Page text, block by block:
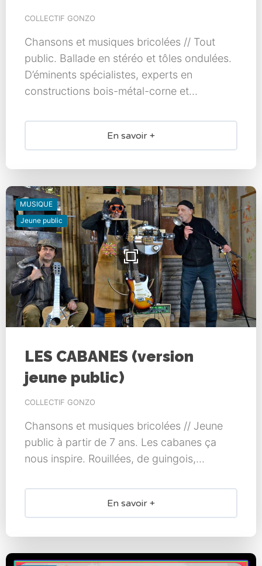
COLLECTIF GONZO
Chansons et musiques bricolées // Tout
public. Ballade en stéréo et tôles ondulées.
D’éminents spécialistes, experts en
constructions bois-métal-corne et...
En savoir +
Jeune public
MUSIQUE
LES CABANES (version
jeune public)
COLLECTIF GONZO
Chansons et musiques bricolées // Jeune
public à partir de 7 ans. Les cabanes ça
nous inspire. Rouillées, de guingois,...
En savoir +